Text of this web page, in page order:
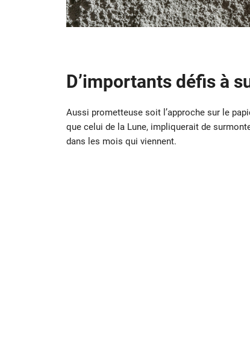
D’importants défis à
Aussi prometteuse soit l’approche sur le
que celui de la Lune, impliquerait de
dans les mois qui viennent.